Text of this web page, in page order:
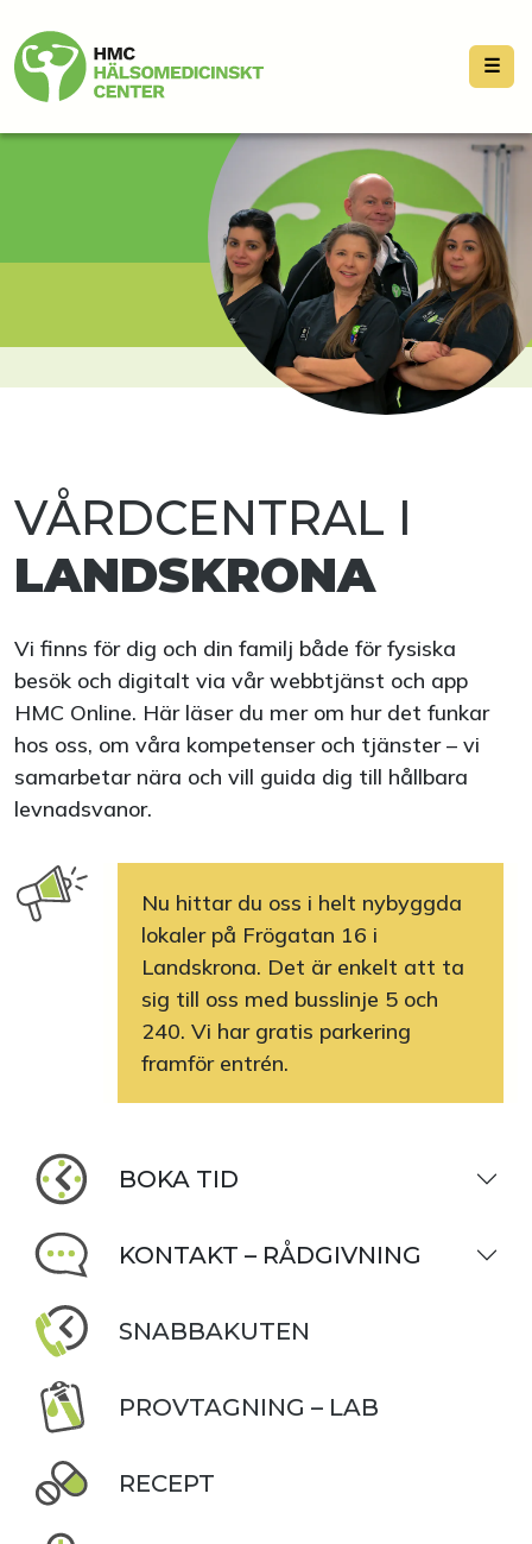
☰
VÅRDCENTRAL I
LANDSKRONA
Vi finns för dig och din familj både för fysiska
besök och digitalt via vår webbtjänst och app
HMC Online. Här läser du mer om hur det funkar
hos oss, om våra kompetenser och tjänster – vi
samarbetar nära och vill guida dig till hållbara
levnadsvanor.
Nu hittar du oss i helt nybyggda
lokaler på Frögatan 16 i
Landskrona. Det är enkelt att ta
sig till oss med busslinje 5 och
240. Vi har gratis parkering
framför entrén.
BOKA TID
KONTAKT – RÅDGIVNING
SNABBAKUTEN
PROVTAGNING – LAB
RECEPT